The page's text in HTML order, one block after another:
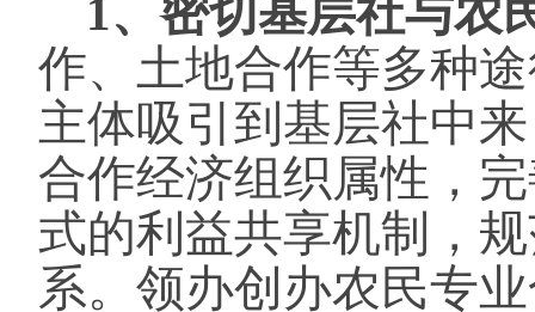
1、密切基层社与农
作、土地合作等多种
主体吸引到基层社中
合作经济组织属性，
式的利益共享机制，
系。领办创办农民专